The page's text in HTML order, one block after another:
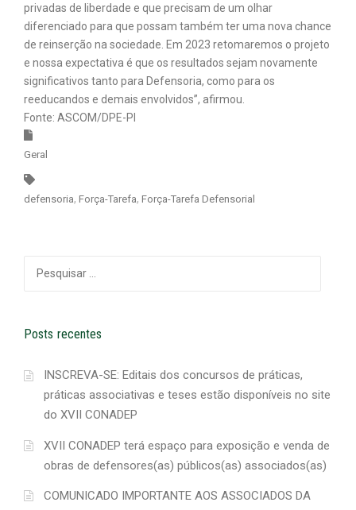
privadas de liberdade e que precisam de um olhar
diferenciado para que possam também ter uma nova chance
de reinserção na sociedade. Em 2023 retomaremos o projeto
e nossa expectativa é que os resultados sejam novamente
significativos tanto para Defensoria, como para os
reeducandos e demais envolvidos”, afirmou.
Fonte: ASCOM/DPE-PI
Geral
defensoria Força-Tarefa Força-Tarefa Defensorial
por:
Posts recentes
INSCREVA-SE: Editais dos concursos de práticas,
práticas associativas e teses estão disponíveis no site
do XVII CONADEP
XVII CONADEP terá espaço para exposição e venda de
obras de defensores(as) públicos(as) associados(as)
COMUNICADO IMPORTANTE AOS ASSOCIADOS DA